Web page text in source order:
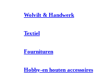
Wolvilt & Handwerk
Textiel
Fournituren
Hobby-en houten accessoires